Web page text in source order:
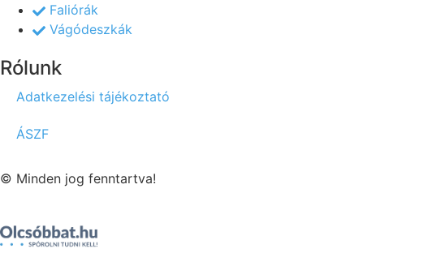
Faliórák
Vágódeszkák
Rólunk
Adatkezelési tájékoztató
ÁSZF
© Minden jog fenntartva!